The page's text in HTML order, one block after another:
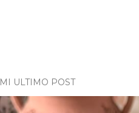
MI ULTIMO POST